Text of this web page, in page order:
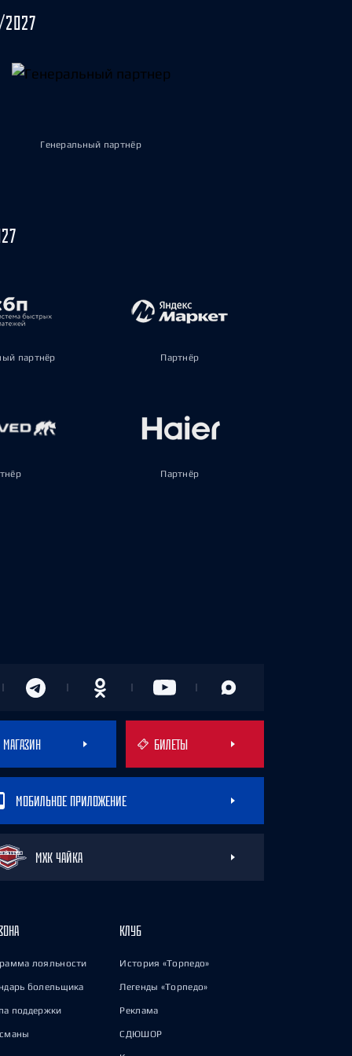
Генеральный партнёр
партнёр Партнёр
Партнёр
МАГАЗИН БИЛЕТЫ
МОБИЛЬНОЕ ПРИЛОЖЕНИЕ
МХК ЧАЙКА
лояльности
болельщика
поддержки
КЛУБ
История «Торпедо»
Легенды «Торпедо»
Реклама
СДЮШОР